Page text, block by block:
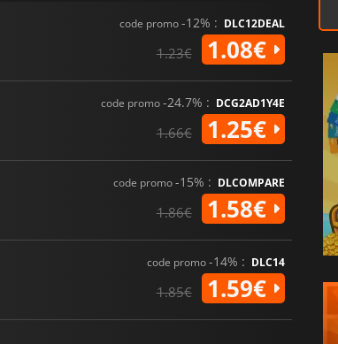
code promo-12% : DLC12DEAL
1.23€ 1.08€
code promo-24.7% : DCG2AD1Y4E
1.66€ 1.25€
code promo-15% : DLCOMPARE
1.86€ 1.58€
code promo-14% : DLC14
1.85€ 1.59€